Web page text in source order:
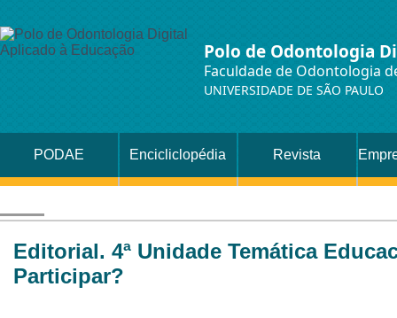
Polo de Odontologia
Faculdade de Odontologia
UNIVERSIDADE DE SÃO PAULO
PODAE Encicliclopédia Revista
Editorial. 4ª Unidade Temática
Participar?